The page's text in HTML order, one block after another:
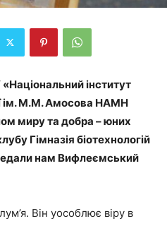
інститут
ім. М.М. Амосова НАМН
миру та добра – юних
Гімназія біотехнологій
нам Вифлеємський
Він уособлює віру в